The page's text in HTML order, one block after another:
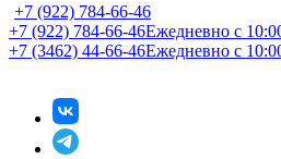
+7 (922) 784-66-46
+7 (922) 784-66-46Ежедневно с
+7 (3462) 44-66-46Ежедневно с